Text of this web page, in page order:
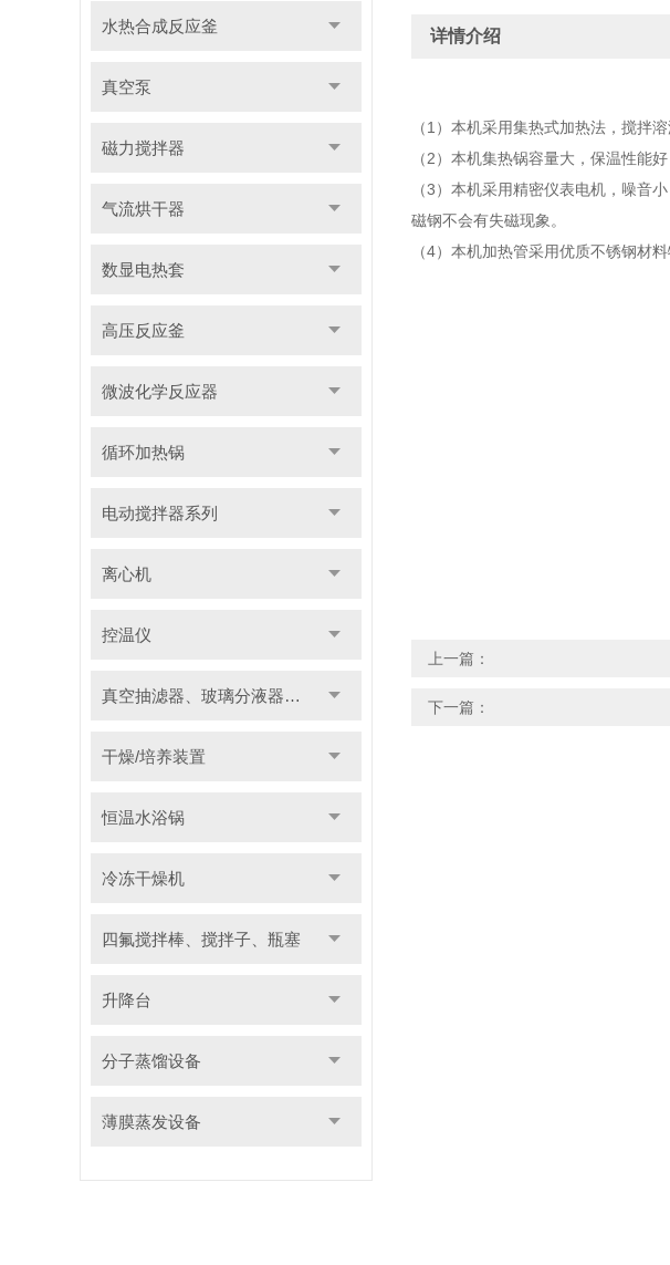
水热合成反应釜
真空泵
磁力搅拌器
气流烘干器
数显电热套
高压反应釜
微波化学反应器
循环加热锅
电动搅拌器系列
离心机
控温仪
真空抽滤器、玻璃分液器系列
干燥/培养装置
恒温水浴锅
冷冻干燥机
四氟搅拌棒、搅拌子、瓶塞
升降台
分子蒸馏设备
薄膜蒸发设备
详情介绍
（1）本机采用集热式加热法，搅拌
（2）本机集热锅容量大，保温性能
（3）本机采用精密仪表电机，噪音
磁钢不会有失磁现象。
（4）本机加热管采用优质不锈钢材
上一篇：
下一篇：